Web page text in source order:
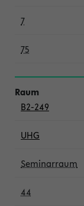
7
75
B2-249
UHG
Seminarraum
44